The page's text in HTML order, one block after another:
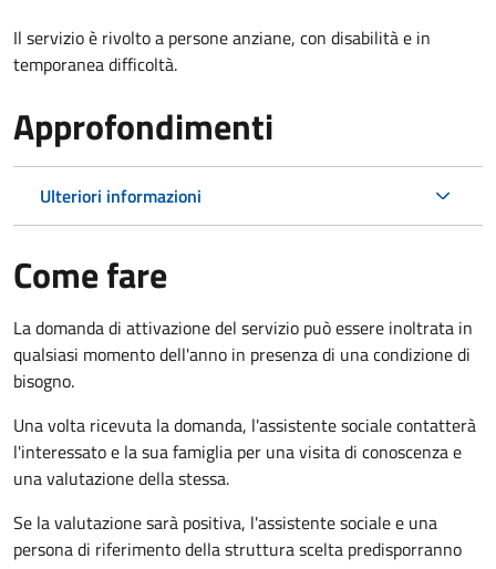
Il servizio è rivolto a persone anziane, con disabilità e in
temporanea difficoltà.
Approfondimenti
Ulteriori informazioni
Come fare
La domanda di attivazione del servizio può essere inoltrata in
qualsiasi momento dell'anno in presenza di una condizione di
bisogno.
Una volta ricevuta la domanda, l'assistente sociale contatterà
l'interessato e la sua famiglia per una visita di conoscenza e
una valutazione della stessa.
Se la valutazione sarà positiva, l'assistente sociale e una
persona di riferimento della struttura scelta predisporranno